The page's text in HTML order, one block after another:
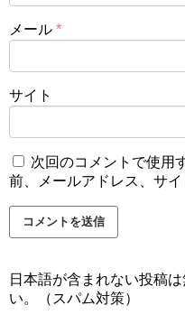
メール *
サイト
次回のコメントで使用
前、メールアドレス、サイ
日本語が含まれない投稿
い。（スパム対策）